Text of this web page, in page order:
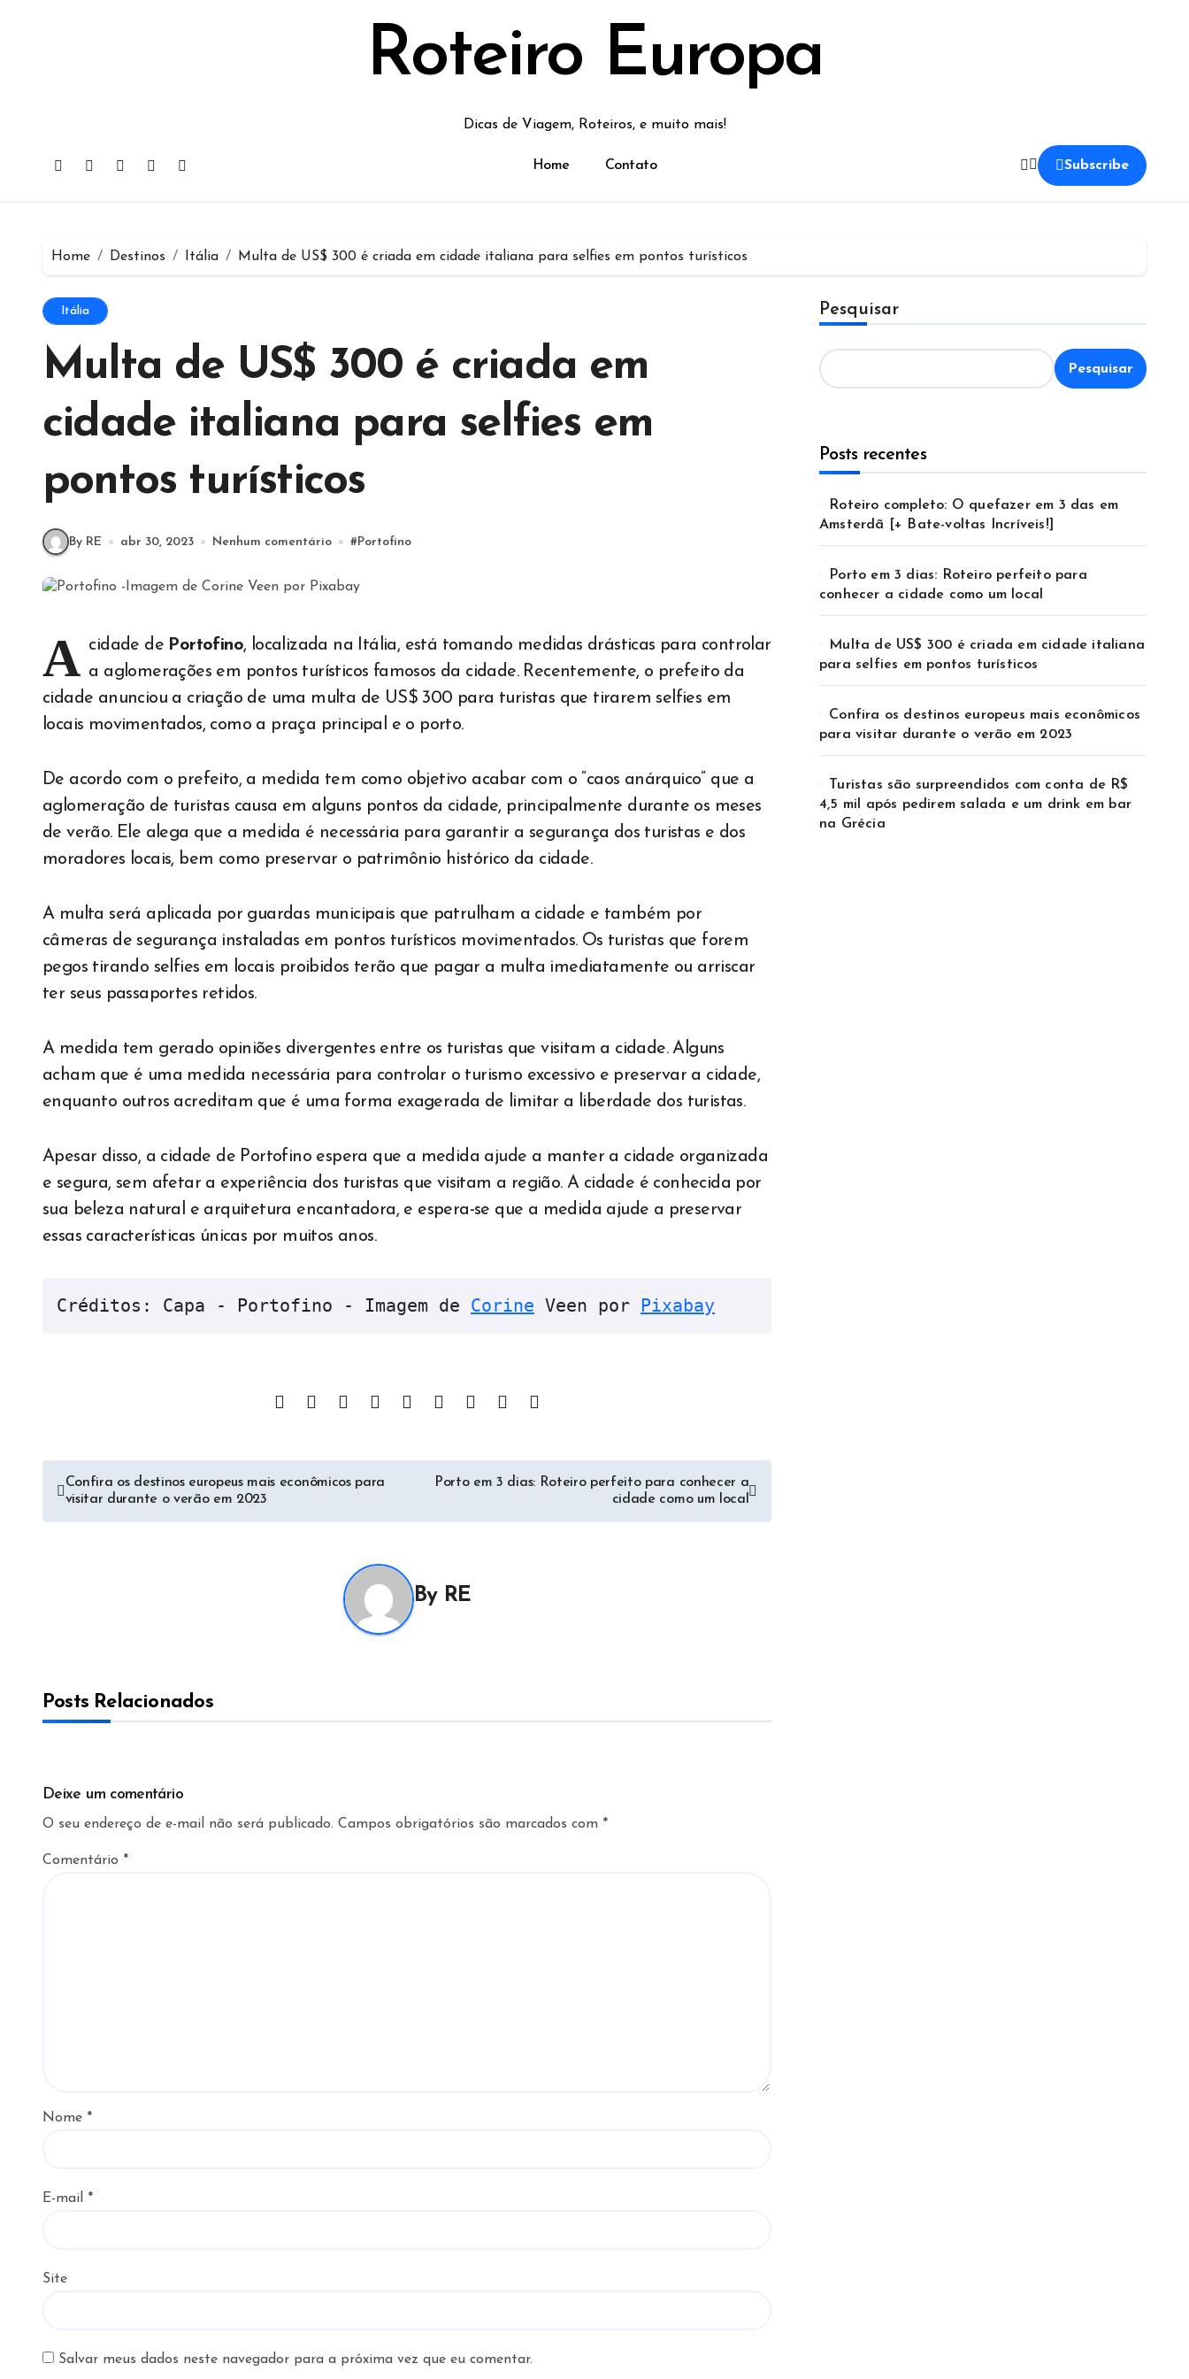
Roteiro Europa
Dicas de Viagem, Roteiros, e muito mais!
Home Contato Subscribe
Home Destinos Itália Multa de US$ 300 é criada em cidade italiana para selfies em pontos turísticos
Itália
Multa de US$ 300 é criada em
cidade italiana para selfies em
pontos turísticos
By RE abr 30, 2023 Nenhum comentário #Portofino
A cidade de Portofino, localizada na Itália, está tomando medidas drásticas para controlar
a aglomerações em pontos turísticos famosos da cidade. Recentemente, o prefeito da
cidade anunciou a criação de uma multa de US$ 300 para turistas que tirarem selfies em
locais movimentados, como a praça principal e o porto.
De acordo com o prefeito, a medida tem como objetivo acabar com o “caos anárquico” que a
aglomeração de turistas causa em alguns pontos da cidade, principalmente durante os meses
de verão. Ele alega que a medida é necessária para garantir a segurança dos turistas e dos
moradores locais, bem como preservar o patrimônio histórico da cidade.
A multa será aplicada por guardas municipais que patrulham a cidade e também por
câmeras de segurança instaladas em pontos turísticos movimentados. Os turistas que forem
pegos tirando selfies em locais proibidos terão que pagar a multa imediatamente ou arriscar
ter seus passaportes retidos.
A medida tem gerado opiniões divergentes entre os turistas que visitam a cidade. Alguns
acham que é uma medida necessária para controlar o turismo excessivo e preservar a cidade,
enquanto outros acreditam que é uma forma exagerada de limitar a liberdade dos turistas.
Apesar disso, a cidade de Portofino espera que a medida ajude a manter a cidade organizada
e segura, sem afetar a experiência dos turistas que visitam a região. A cidade é conhecida por
sua beleza natural e arquitetura encantadora, e espera-se que a medida ajude a preservar
essas características únicas por muitos anos.
Créditos: Capa - Portofino - Imagem de Corine Veen por Pixabay
Navegação
de
Confira os destinos europeus mais econômicos para
visitar durante o verão em 2023
Porto em 3 dias: Roteiro perfeito para conhecer a
cidade como um local
By RE
Posts Relacionados
Deixe um comentário
O seu endereço de e-mail não será publicado. Campos obrigatórios são marcados com *
Comentário *
Nome *
E-mail *
Site
Salvar meus dados neste navegador para a próxima vez que eu comentar.
Pesquisar
Pesquisar
Posts recentes
Roteiro completo: O quefazer em 3 das em
Amsterdã [+ Bate-voltas Incríveis!]
Porto em 3 dias: Roteiro perfeito para
conhecer a cidade como um local
Multa de US$ 300 é criada em cidade italiana
para selfies em pontos turísticos
Confira os destinos europeus mais econômicos
para visitar durante o verão em 2023
Turistas são surpreendidos com conta de R$
4,5 mil após pedirem salada e um drink em bar
na Grécia